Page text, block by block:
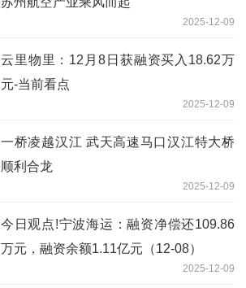
2025-12-09
云里物里：12月8日获融资买入18.62万
元-当前看点
2025-12-09
一桥凌越汉江 武天高速马口汉江特大桥
顺利合龙
2025-12-09
今日观点!宁波海运：融资净偿还109.86
万元，融资余额1.11亿元（12-08）
2025-12-09